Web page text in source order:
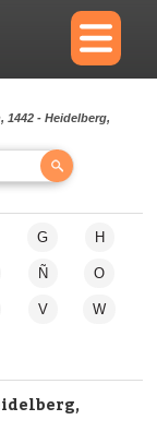
×
- Heidelberg,
G H
Ñ O
V W